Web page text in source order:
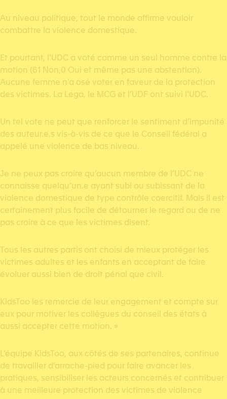
Au niveau politique, tout le monde affirme vouloir
combattre la violence domestique.
Et pourtant, l’UDC a voté comme un seul homme contre la
motion (61 Non,0 Oui et même pas une abstention).
Aucune femme n’a osé voter en faveur de la protection
des victimes. La Lega, le MCG et l’UDF ont suivi l’UDC.
Un tel vote ne peut que renforcer le sentiment d’impunité
des auteur.e.s vis-à-vis de ce que le Conseil fédéral a
appelé une violence de bas niveau.
Je ne peux pas croire qu’aucun membre de l’UDC ne
connaisse quelqu’un.e ayant subi ou subissant de la
violence domestique de type contrôle coercitif. Mais il est
certainement plus facile de détourner le regard ou de ne
pas croire à ce que les victimes disent.
Tous les autres partis ont choisi de mieux protéger les
victimes adultes et les enfants en acceptant de faire
évoluer aussi bien de droit pénal que civil.
KidsToo les remercie de leur engagement et compte sur
eux pour motiver les collègues du conseil des états à
aussi accepter cette motion. »
L’équipe KidsToo, aux côtés de ses partenaires, continue
de travailler d’arrache-pied pour faire avancer les
pratiques, sensibiliser les acteurs concernés et contribuer
à une meilleure protection des victimes de violence